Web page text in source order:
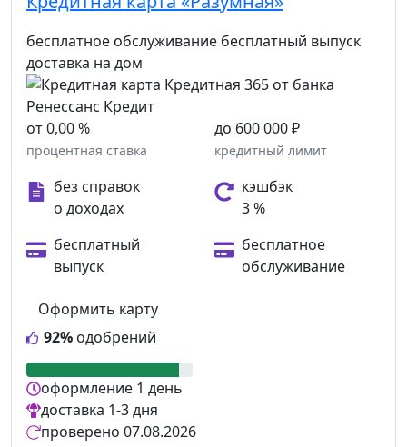
бесплатное обслуживание бесплатный выпуск
доставка на дом
от 0,00 %
процентная ставка
до 600 000 ₽
кредитный лимит
без справок
о доходах
кэшбэк
3 %
бесплатный
выпуск
бесплатное
обслуживание
92% одобрений
Оформить карту
оформление 1 день
доставка 1-3 дня
проверено 07.08.2026